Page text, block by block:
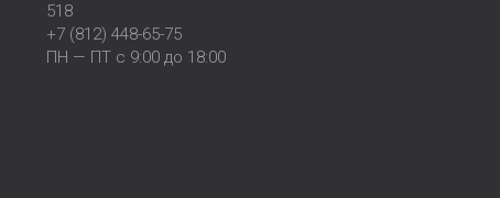
518
+7 (812) 448-65-75
ПН — ПТ с 9:00 до 18:00